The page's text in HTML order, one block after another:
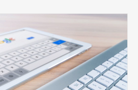
yapmak istedik :
şirketi seçerken hangi kriterlere
başta olması gereken madde :
! Yani logoları değil...